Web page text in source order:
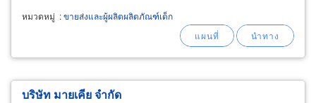
หมวดหมู่ :ขายส่งและผู้ผลิตผลิตภัณฑ์เด็ก
บริษัท มายเคีย จำกัด